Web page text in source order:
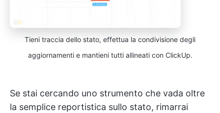
Tieni traccia dello stato, effettua la condivisione degli
aggiornamenti e mantieni tutti allineati con ClickUp.
Se stai cercando uno strumento che vada oltre
la semplice reportistica sullo stato, rimarrai